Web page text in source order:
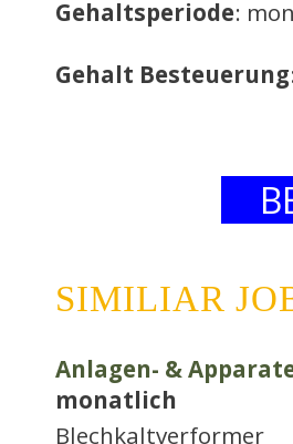
Gehaltsperiode:
Gehalt Besteuerung
SIMILIAR
Anlagen- &
monatlich
Blechkaltverformer